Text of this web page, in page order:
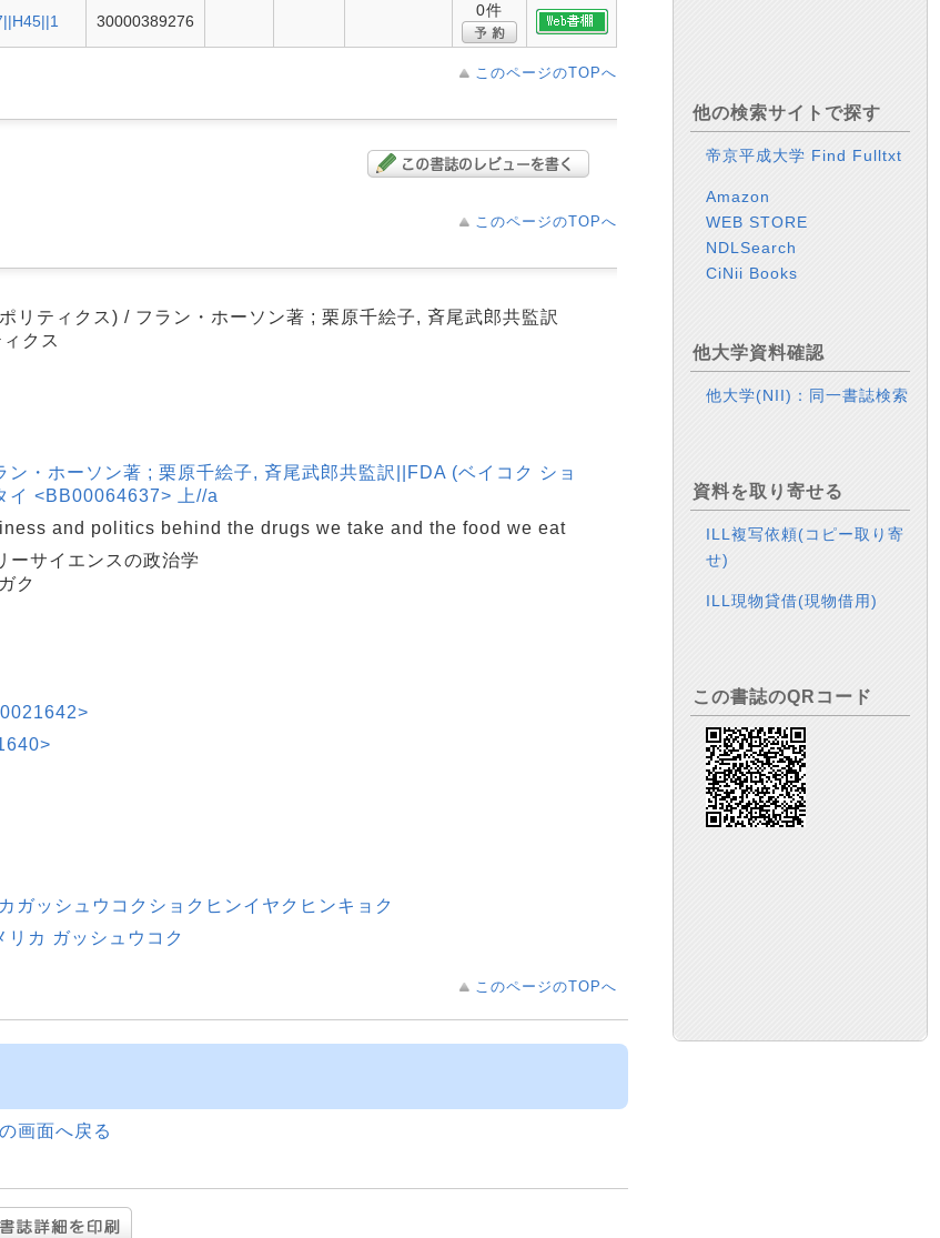
30000389276
0件
このページのTOPへ
このページのTOPへ
リティクス) / フラン・ホーソン著 ; 栗原千絵子, 斉尾武郎共監訳
クス
・ホーソン著 ; 栗原千絵子, 斉尾武郎共監訳||FDA (ベイコク ショ
イ <BB00064637> 上//a
and politics behind the drugs we take and the food we eat
ーサイエンスの政治学
ク
ガッシュウコクショクヒンイヤクヒンキョク
カ ガッシュウコク
このページのTOPへ
画面へ戻る
他の検索サイトで探す
帝京平成大学 Find Fulltxt
Amazon
WEB STORE
NDLSearch
CiNii Books
他大学資料確認
他大学(NII)：同一書誌検索
資料を取り寄せる
ILL複写依頼(コピー取り寄
せ)
ILL現物貸借(現物借用)
この書誌のQRコード